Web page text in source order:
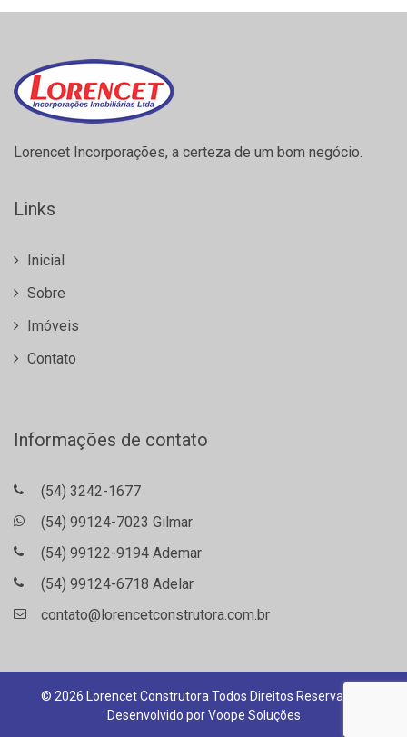
Lorencet Incorporações, a certeza de um bom negócio.
Links
Inicial
Sobre
Imóveis
Contato
Informações de contato
(54) 3242-1677
(54) 99124-7023 Gilmar
(54) 99122-9194 Ademar
(54) 99124-6718 Adelar
contato@lorencetconstrutora.com.br
© 2026 Lorencet Construtora Todos Direitos Reservados.
Desenvolvido porVoope Soluções